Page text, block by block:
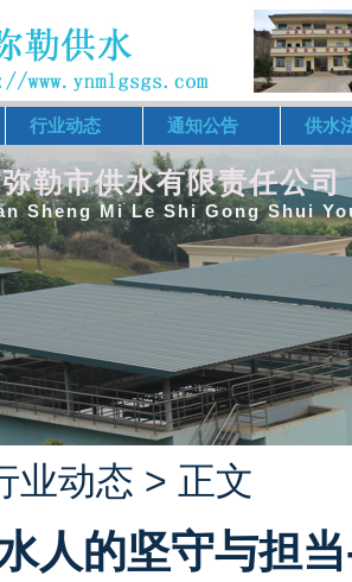
行业动态 通知公告 供水
勒市供水有限责任公司
Sheng Mi Le Shi Gong Shui
业动态 > 正文
人的坚守与担